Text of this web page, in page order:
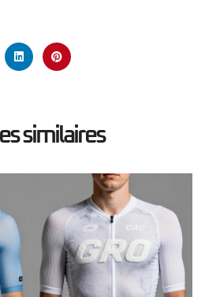
similaires